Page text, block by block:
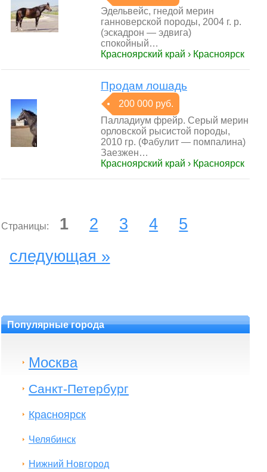
Эдельвейс, гнедой мерин
ганноверской породы, 2004 г. р.
(эскадрон — эдвига)
спокойный…
Красноярский край › Красноярск
Продам лошадь
200 000 руб.
Палладиум фрейр. Серый мерин
орловской рысистой породы,
2010 гр. (Фабулит — помпалина)
Заезжен…
Красноярский край › Красноярск
Страницы: 1 2 3 4
5
следующая »
Популярные города
Москва
Санкт-Петербург
Красноярск
Челябинск
Нижний Новгород